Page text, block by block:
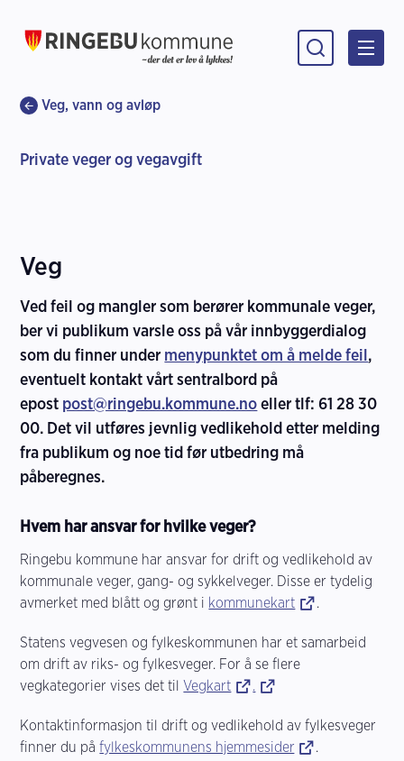
Du er her:
Veg, vann og avløp
Private veger og vegavgift
Veg
Ved feil og mangler som berører kommunale veger,
ber vi publikum varsle oss på vår innbyggerdialog
som du finner under menypunktet om å melde feil,
eventuelt kontakt vårt sentralbord på
epost post@ringebu.kommune.noeller tlf: 61 28 30
00. Det vil utføres jevnlig vedlikehold etter melding
fra publikum og noe tid før utbedring må
påberegnes.
Hvem har ansvar for hvilke veger?
Ringebu kommune har ansvar for drift og vedlikehold av
kommunale veger, gang- og sykkelveger. Disse er tydelig
avmerket med blått og grønt i kommunekart .
Statens vegvesen og fylkeskommunen har et samarbeid
om drift av riks- og fylkesveger. For å se flere
vegkategorier vises det tilVegkart .
Kontaktinformasjon til drift og vedlikehold av fylkesveger
finner du påfylkeskommunens hjemmesider .